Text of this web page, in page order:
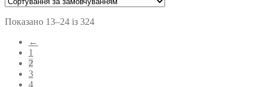
Показано 13–24 із 324
←
1
2
3
4